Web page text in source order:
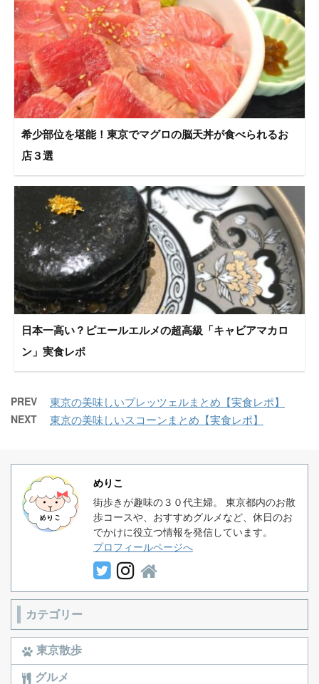
希少部位を堪能！東京でマグロの脳天丼が食べられるお
店３選
日本一高い？ピエールエルメの超高級「キャビアマカロ
ン」実食レポ
PREV 東京の美味しいプレッツェルまとめ【実食レポ】
NEXT 東京の美味しいスコーンまとめ【実食レポ】
めりこ
街歩きが趣味の３０代主婦。 東京都内のお散
歩コースや、おすすめグルメなど、休日のお
でかけに役立つ情報を発信しています。
プロフィールページへ
カテゴリー
東京散歩
グルメ